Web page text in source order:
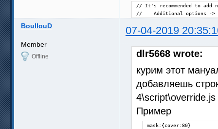
// It's recommended to
//    Additional options ->
BoullouD 07-04-2019
Member
Offline
dlr5668 wrote:
курим этот
добавляешь
4\script\override.js
Пример
mask:{cover:80}